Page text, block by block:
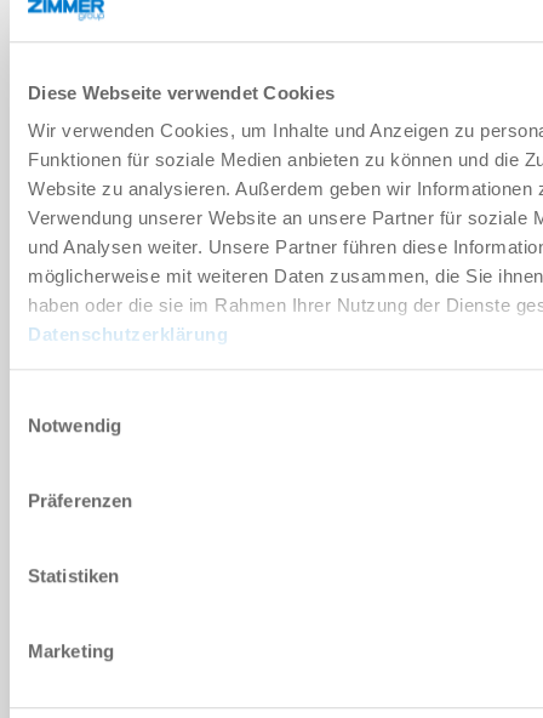
Diese Webseite verwendet Cookies
Wir verwenden Cookies, um Inhalte und Anzeigen zu
Funktionen für soziale Medien anbieten zu können und die
Website zu analysieren. Außerdem geben wir Informationen
Verwendung unserer Website an unsere Partner für soziale
und Analysen weiter. Unsere Partner führen diese
möglicherweise mit weiteren Daten zusammen, die Sie
haben oder die sie im Rahmen Ihrer Nutzung der Dienste
Datenschutzerklärung
Notwendig
Präferenzen
Statistiken
Marketing
Technische Daten
Verschleißteil
DOWNLOADS